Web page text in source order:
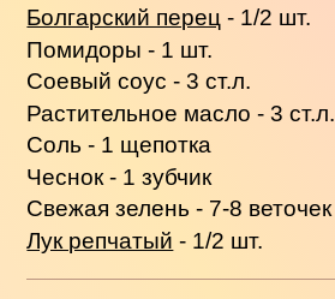
Болгарский перец - 1/2 шт.
Помидоры - 1 шт.
Соевый соус - 3 ст.л.
Растительное масло - 3 ст.л.
Соль - 1 щепотка
Чеснок - 1 зубчик
Свежая зелень - 7-8 веточек
Лук репчатый - 1/2 шт.